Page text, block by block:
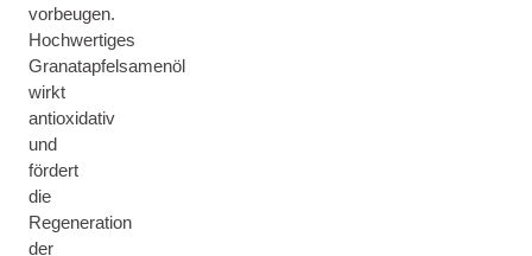
vorbeugen.
Hochwertiges
Granatapfelsamenöl
wirkt
antioxidativ
und
fördert
die
Regeneration
der